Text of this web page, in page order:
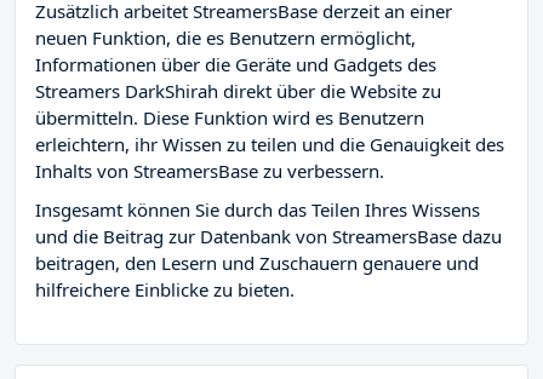
Zusätzlich arbeitet StreamersBase derzeit an einer
neuen Funktion, die es Benutzern ermöglicht,
Informationen über die Geräte und Gadgets des
Streamers DarkShirah direkt über die Website zu
übermitteln. Diese Funktion wird es Benutzern
erleichtern, ihr Wissen zu teilen und die Genauigkeit des
Inhalts von StreamersBase zu verbessern.
Insgesamt können Sie durch das Teilen Ihres Wissens
und die Beitrag zur Datenbank von StreamersBase dazu
beitragen, den Lesern und Zuschauern genauere und
hilfreichere Einblicke zu bieten.